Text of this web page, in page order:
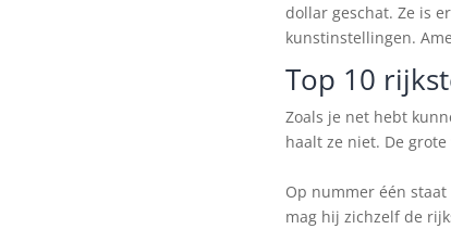
dollar geschat. Ze is
kunstinstellingen.
Top 10
Zoals je net hebt
haalt ze niet. De
Op nummer één
mag hij zichzelf de